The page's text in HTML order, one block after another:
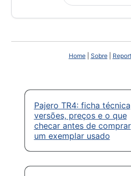
Home| Sobre|
Pajero TR4: ficha
versões, preços e o que
checar antes de comprar
um exemplar usado